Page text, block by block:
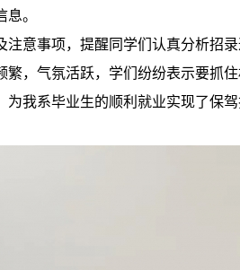
。
意事项，提醒同学们认真分析招
，气氛活跃，学们纷纷表示要抓
我系毕业生的顺利就业实现了保驾